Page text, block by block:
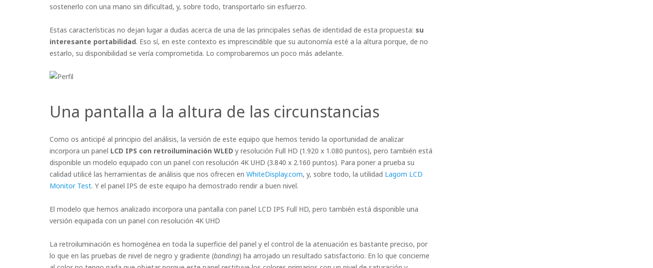
sostenerlo con una mano sin dificultad, y, sobre todo, transportarlo sin esfuerzo.
Estas características no dejan lugar a dudas acerca de una de las principales señas de identidad de esta propuesta: su
interesante portabilidad. Eso sí, en este contexto es imprescindible que su autonomía esté a la altura porque, de no
estarlo, su disponibilidad se vería comprometida. Lo comprobaremos un poco más adelante.
Una pantalla a la altura de las circunstancias
Como os anticipé al principio del análisis, la versión de este equipo que hemos tenido la oportunidad de analizar
incorpora un panel LCD IPS con retroiluminación WLED y resolución Full HD (1.920 x 1.080 puntos), pero también está
disponible un modelo equipado con un panel con resolución 4K UHD (3.840 x 2.160 puntos). Para poner a prueba su
calidad utilicé las herramientas de análisis que nos ofrecen en WhiteDisplay.com, y, sobre todo, la utilidad Lagom LCD
Monitor Test. Y el panel IPS de este equipo ha demostrado rendir a buen nivel.
El modelo que hemos analizado incorpora una pantalla con panel LCD IPS Full HD, pero también está disponible una
versión equipada con un panel con resolución 4K UHD
La retroiluminación es homogénea en toda la superficie del panel y el control de la atenuación es bastante preciso, por
lo que en las pruebas de nivel de negro y gradiente (banding) ha arrojado un resultado satisfactorio. En lo que concierne